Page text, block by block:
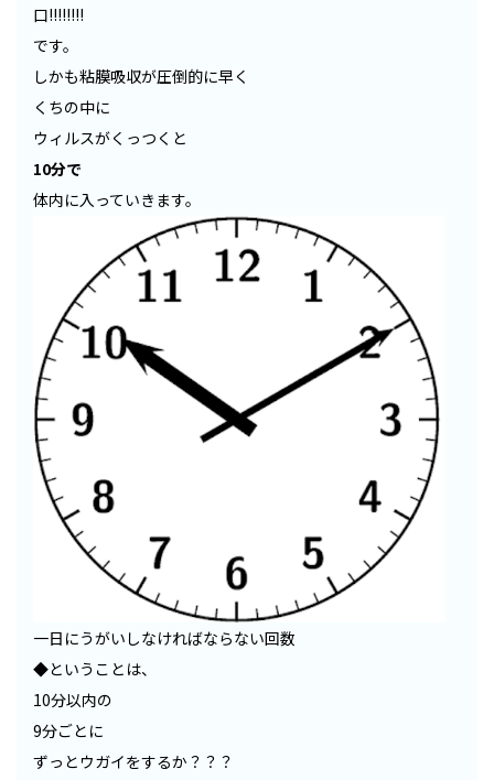
口!!!!!!!!
です。
しかも粘膜吸収が圧倒的に早く
くちの中に
ウィルスがくっつくと
10分で
体内に入っていきます。
一日にうがいしなければならない回数
◆ということは、
10分以内の
9分ごとに
ずっとウガイをするか？？？